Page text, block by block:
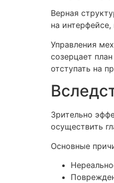
Верная
на
Управления
созерцает
отступать на
Зрительно
осуществить
Основные